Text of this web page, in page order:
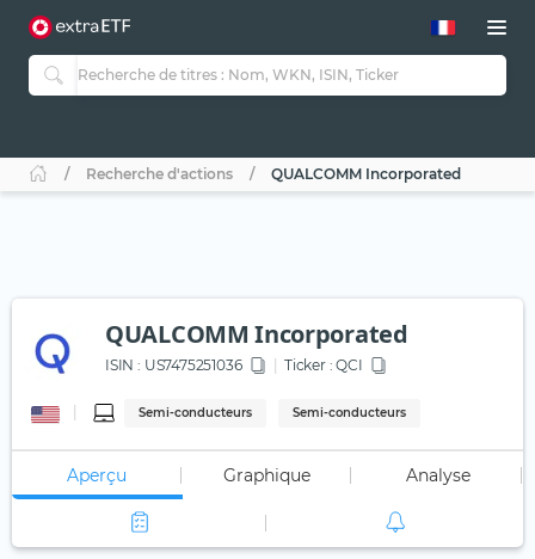
Recherche d'actions QUALCOMM Incorporated
QUALCOMM Incorporated
ISIN : US7475251036 Ticker : QCI
Semi-conducteurs Semi-conducteurs
Aperçu Graphique Analyse